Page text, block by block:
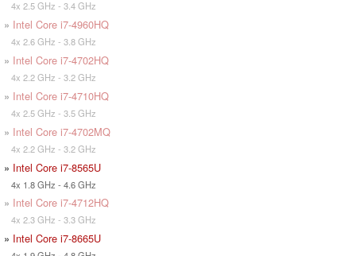
4x 2.5 GHz - 3.4 GHz
» Intel Core i7-4960HQ
4x 2.6 GHz - 3.8 GHz
» Intel Core i7-4702HQ
4x 2.2 GHz - 3.2 GHz
» Intel Core i7-4710HQ
4x 2.5 GHz - 3.5 GHz
» Intel Core i7-4702MQ
4x 2.2 GHz - 3.2 GHz
» Intel Core i7-8565U
4x 1.8 GHz - 4.6 GHz
» Intel Core i7-4712HQ
4x 2.3 GHz - 3.3 GHz
» Intel Core i7-8665U